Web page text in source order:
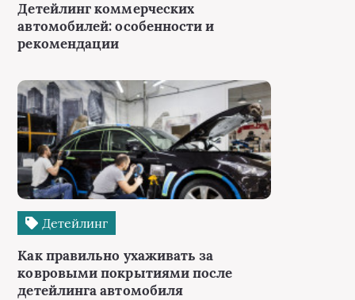
Детейлинг коммерческих
автомобилей: особенности и
рекомендации
Детейлинг
Как правильно ухаживать за
ковровыми покрытиями после
детейлинга автомобиля